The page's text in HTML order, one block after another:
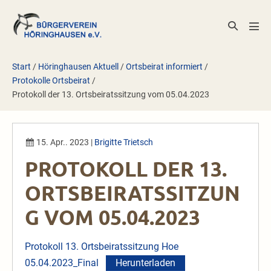
Inhalt
springen
Suche-
Start / Höringhausen Aktuell /Ortsbeirat informiert /
Protokolle Ortsbeirat /
Protokoll der 13. Ortsbeiratssitzung vom 05.04.2023
15. Apr.. 2023 | Brigitte Trietsch
PROTOKOLL DER 13.
ORTSBEIRATSSITZUN
G VOM 05.04.2023
Protokoll 13. Ortsbeiratssitzung Hoe
05.04.2023_Final
Herunterladen